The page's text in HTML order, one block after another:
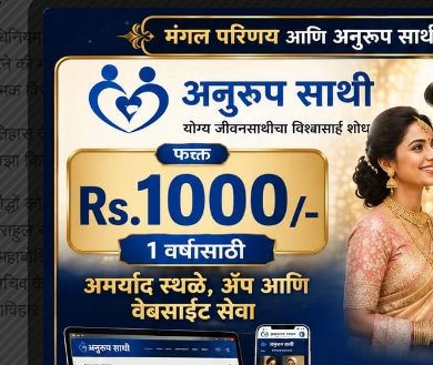
को निरस्त करने की मांग कर रहे हैं, जो मंदिर को गैर-बौद्ध
की मांग कर रहे हैं। विरोध प्रदर्शन बौद्ध समुदाय और उनकी पवित्र
विरासत को पुनः प्राप्त करने के लिए संघर्ष करते हैं।
के बारे में बहुत कम लोग ही जानते हैं। अखिल भारतीय बौद्ध
किए, जो उन्होंने आदरणीय उपासकों और पुस्तकों सहित विभिन्न
को वापस लौटाने का आंदोलन सबसे पहले श्रीलंका के अनागारिक
सांकृत्यायन ने इस आंदोलन का समर्थन किया था। उस समय वे
महाविहार की मुक्ति की मांग पार्टी के समक्ष रखी थी।
के पद से इस्तीफा दे दिया। जब यह मुद्दा महात्मा गांधी के सामने
को बौद्धों को सौंप दिया जाएगा। हालांकि, आजादी के दशकों के